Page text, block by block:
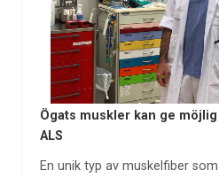
Ögats muskler kan ge
ALS
En unik typ av muskelfiber